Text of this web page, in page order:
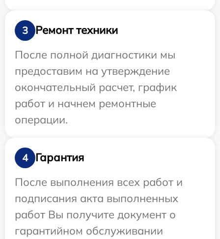
3
Ремонт техники
После полной диагностики мы
предоставим на утверждение
окончательный расчет, график
работ и начнем ремонтные
операции.
4
Гарантия
После выполнения всех работ и
подписания акта выполненных
работ Вы получите документ о
гарантийном обслуживании